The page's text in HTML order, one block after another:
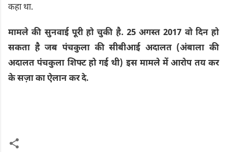
कहा था.
मामले की सुनवाई पूरी हो चुकी है. 25 अगस्त 2017 वो दिन हो
सकता है जब पंचकुला की सीबीआई अदालत (अंबाला की
अदालत पंचकुला शिफ्ट हो गई थी) इस मामले में आरोप तय कर
के सज़ा का ऐलान कर दे.